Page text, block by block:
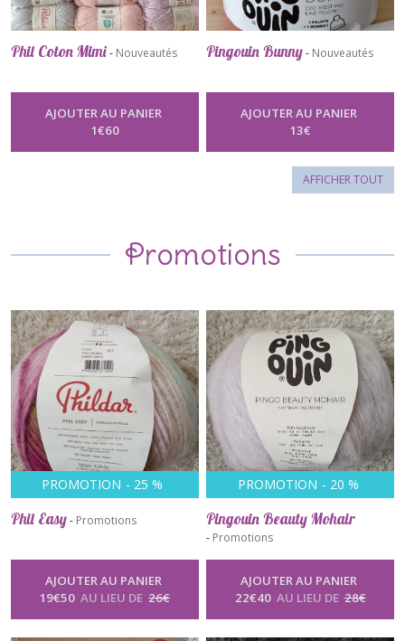
Phil Coton Mimi- Nouveautés
AJOUTER AU PANIER
1€60
Pingouin Bunny- Nouveautés
AJOUTER AU PANIER
13€
AFFICHER TOUT
Promotions
PROMOTION - 25 %
Phil Easy- Promotions
AJOUTER AU PANIER
19€50 AU LIEU DE 26€
PROMOTION - 20 %
Pingouin Beauty Mohair
- Promotions
AJOUTER AU PANIER
22€40 AU LIEU DE 28€